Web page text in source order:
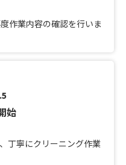
作業内容の確認を行いま
始
丁寧にクリーニング作業